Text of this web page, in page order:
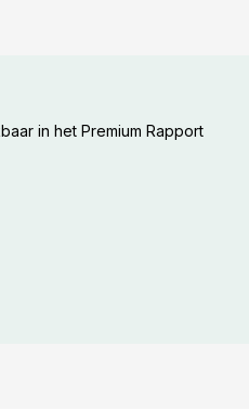
in het Premium Rapport